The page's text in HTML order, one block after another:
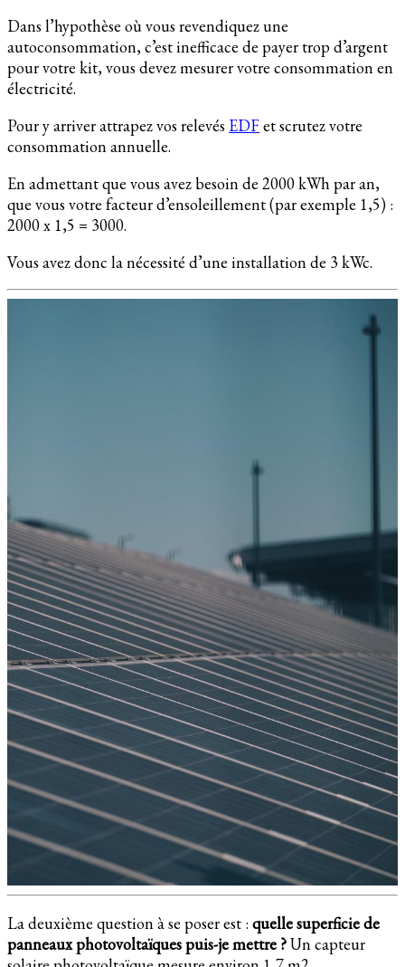
Dans l’hypothèse où vous revendiquez une
autoconsommation, c’est inefficace de payer trop d’argent
pour votre kit, vous devez mesurer votre consommation en
électricité.
Pour y arriver attrapez vos relevés EDFet scrutez votre
consommation annuelle.
En admettant que vous avez besoin de 2000 kWh par an,
que vous votre facteur d’ensoleillement (par exemple 1,5) :
2000 x 1,5 = 3000.
Vous avez donc la nécessité d’une installation de 3 kWc.
La deuxième question à se poser est : quelle superficie de
panneaux photovoltaïques puis-je mettre ?Un capteur